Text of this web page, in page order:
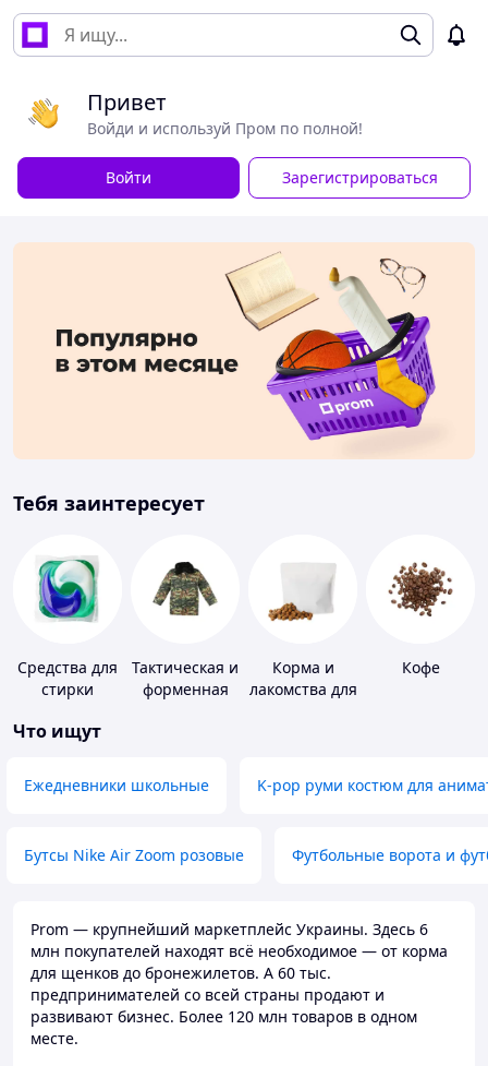
Привет
Войди и используй Пром по полной!
Войти Зарегистрироваться
Тебя заинтересует
Средства для
стирки
Тактическая и
форменная
Корма и
лакомства для
Кофе
Что ищут
Ежедневники школьные K-pop руми костюм для
Бутсы Nike Air Zoom розовые Футбольные ворота и
Prom — крупнейший маркетплейс Украины. Здесь 6
млн покупателей находят всё необходимое — от корма
для щенков до бронежилетов. А 60 тыс.
предпринимателей со всей страны продают и
развивают бизнес. Более 120 млн товаров в одном
месте.